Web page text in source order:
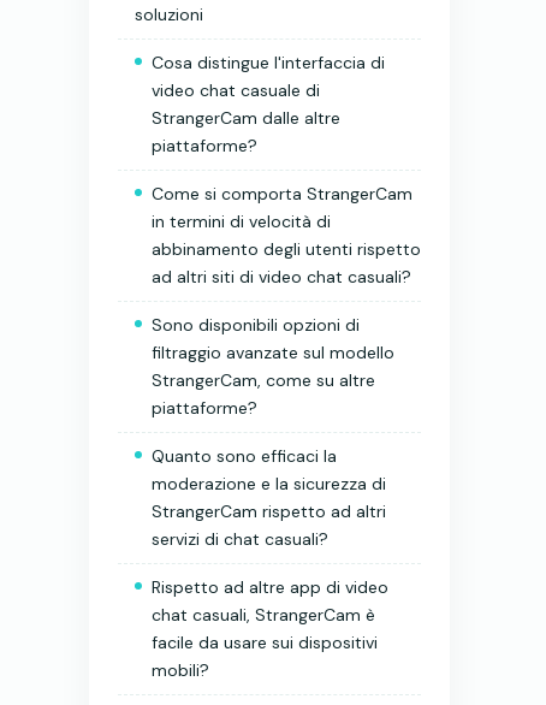
soluzioni
Cosa distingue l'interfaccia di
video chat casuale di
StrangerCam dalle altre
piattaforme?
Come si comporta StrangerCam
in termini di velocità di
abbinamento degli utenti rispetto
ad altri siti di video chat casuali?
Sono disponibili opzioni di
filtraggio avanzate sul modello
StrangerCam, come su altre
piattaforme?
Quanto sono efficaci la
moderazione e la sicurezza di
StrangerCam rispetto ad altri
servizi di chat casuali?
Rispetto ad altre app di video
chat casuali, StrangerCam è
facile da usare sui dispositivi
mobili?